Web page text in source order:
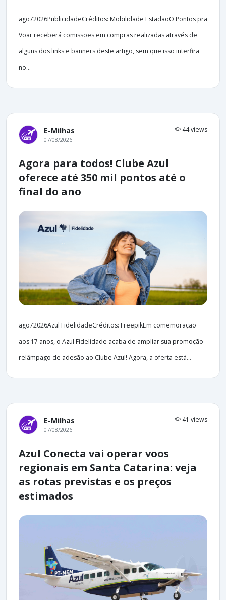
ago72026PublicidadeCréditos: Mobilidade EstadãoO Pontos pra
Voar receberá comissões em compras realizadas através de
alguns dos links e banners deste artigo, sem que isso interfira
no...
E-Milhas 44 views
07/08/2026
Agora para todos! Clube Azul
oferece até 350 mil pontos até o
final do ano
ago72026Azul FidelidadeCréditos: FreepikEm comemoração
aos 17 anos, o Azul Fidelidade acaba de ampliar sua promoção
relâmpago de adesão ao Clube Azul! Agora, a oferta está...
E-Milhas 41 views
07/08/2026
Azul Conecta vai operar voos
regionais em Santa Catarina: veja
as rotas previstas e os preços
estimados